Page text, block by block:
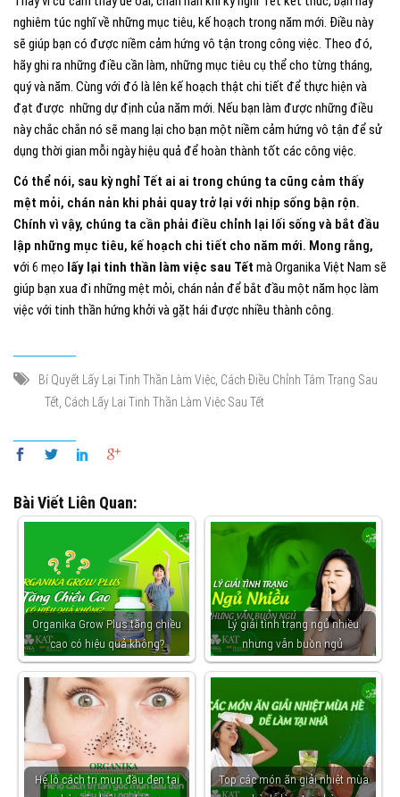
nghiêm túc nghĩ về những mục tiêu, kế hoạch trong năm mới. Điều này
sẽ giúp bạn có được niềm cảm hứng vô tận trong công việc. Theo đó,
hãy ghi ra những điều cần làm, những mục tiêu cụ thể cho từng tháng,
quý và năm. Cùng với đó là lên kế hoạch thật chi tiết để thực hiện và
đạt được những dự định của năm mới. Nếu bạn làm được những điều
này chắc chắn nó sẽ mang lại cho bạn một niềm cảm hứng vô tận để sử
dụng thời gian mỗi ngày hiệu quả để hoàn thành tốt các công việc.
Có thể nói, sau kỳ nghỉ Tết ai ai trong chúng ta cũng cảm thấy
mệt mỏi, chán nản khi phải quay trở lại với nhịp sống bận rộn.
Chính vì vậy, chúng ta cần phải điều chỉnh lại lối sống và bắt đầu
lập những mục tiêu, kế hoạch chi tiết cho năm mới. Mong rằng,
với 6 mẹo lấy lại tinh thần làm việc sau Tết mà Organika Việt Nam sẽ
giúp bạn xua đi những mệt mỏi, chán nản để bắt đầu một năm học làm
việc với tinh thần hứng khởi và gặt hái được nhiều thành công.
Bí Quyết Lấy Lại Tinh Thần Làm Việc, Cách Điều Chỉnh Tâm Trạng Sau
Tết, Cách Lấy Lại Tinh Thần Làm Việc Sau Tết
Bài Viết Liên Quan:
Organika Grow Plus tăng chiều
cao có hiệu quả không?
Lý giải tình trạng ngủ nhiều
nhưng vẫn buồn ngủ
Hé lộ cách trị mụn đầu đen tại
Top các món ăn giải nhiệt mùa